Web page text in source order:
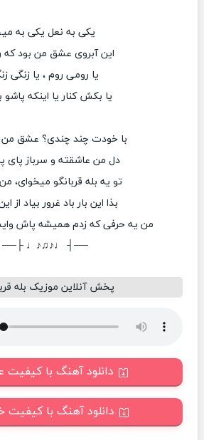
یکی به نعل یکی به
این آبروی عشق من بود
یا رومی روم ، یا زنگی
یا بکش کنار یا اینکه
با خودت چند چندی؟ عشق
دل من عاشقته و سرباز پای
تو یه بله قربانگو میخوای،
بذا این بار باد غرور بیاد از
من یه حرفی که زدم همیشه پاش
──┤ ♩♪♫♪♩ ├──
پخش آنلاین موزیک بله
دانلود آهنگ با کیفیت
دانلود آهنگ با کیفیت